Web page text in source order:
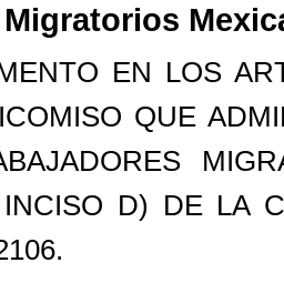
EN LOS
QUE
D) DE LA